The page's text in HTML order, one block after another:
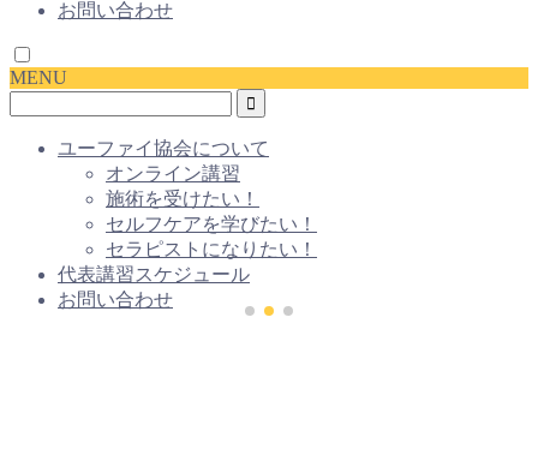
お問い合わせ
MENU
ユーファイ協会について
オンライン講習
施術を受けたい！
セルフケアを学びたい！
セラピストになりたい！
代表講習スケジュール
お問い合わせ